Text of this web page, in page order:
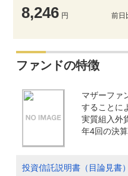
8,246 円 前日
ファンドの特徴
マザーファ
することに
実質組入外
年4回の決
投資信託説明書（目論見書）